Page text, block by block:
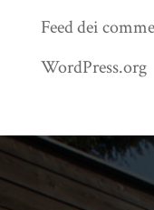
Feed dei
WordPress.org